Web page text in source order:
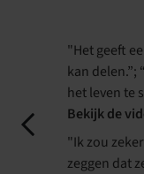
"Het geeft
kan
het leven te
Bekijk de
"Ik zou
zeggen dat